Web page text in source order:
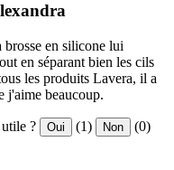
brosse en silicone lui
en séparant bien les cils
les produits Lavera, il a
j'aime beaucoup.
? Oui (1) Non (0)